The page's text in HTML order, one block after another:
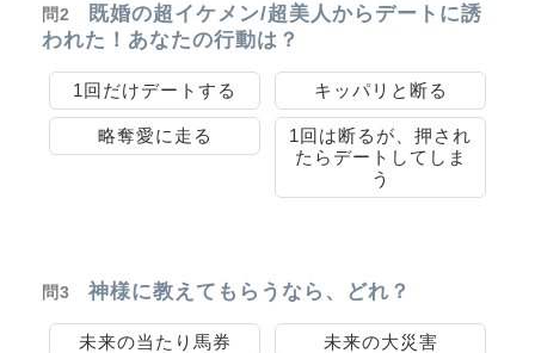
問2
既婚の超イケメン/超美人からデートに誘
われた！あなたの行動は？
1回だけデートする キッパリと断る
略奪愛に走る
1回は断るが、押され
たらデートしてしま
う
問3 神様に教えてもらうなら、どれ？
未来の当たり馬券 未来の大災害